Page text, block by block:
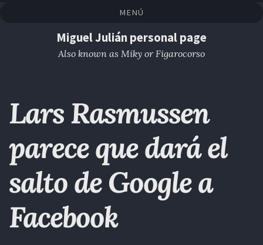
MENÚ
Miguel Julián personal page
Also known as Miky or Figarocorso
Lars Rasmussen
parece que dará el
salto de Google a
Facebook